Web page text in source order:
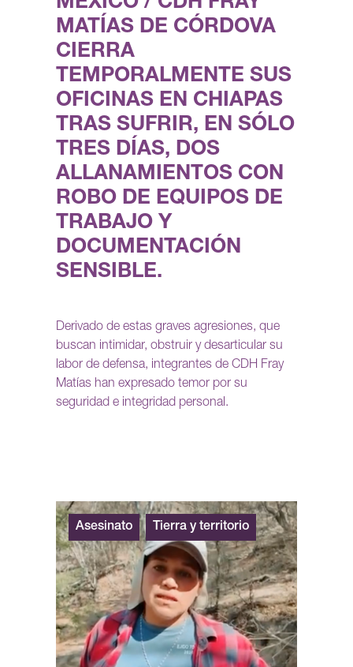
MATÍAS DE CÓRDOVA
CIERRA
TEMPORALMENTE SUS
OFICINAS EN CHIAPAS
TRAS SUFRIR, EN SÓLO
TRES DÍAS, DOS
ALLANAMIENTOS CON
ROBO DE EQUIPOS DE
TRABAJO Y
DOCUMENTACIÓN
SENSIBLE.
Derivado de estas graves agresiones, que
buscan intimidar, obstruir y desarticular su
labor de defensa, integrantes de CDH Fray
Matías han expresado temor por su
seguridad e integridad personal.
Asesinato Tierra y territorio